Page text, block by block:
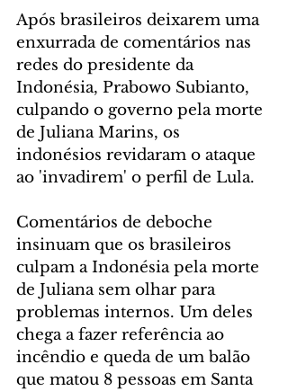
Após brasileiros deixarem uma
enxurrada de comentários nas
redes do presidente da
Indonésia, Prabowo Subianto,
culpando o governo pela morte
de Juliana Marins, os
indonésios revidaram o ataque
ao 'invadirem' o perfil de Lula.
Comentários de deboche
insinuam que os brasileiros
culpam a Indonésia pela morte
de Juliana sem olhar para
problemas internos. Um deles
chega a fazer referência ao
incêndio e queda de um balão
que matou 8 pessoas em Santa